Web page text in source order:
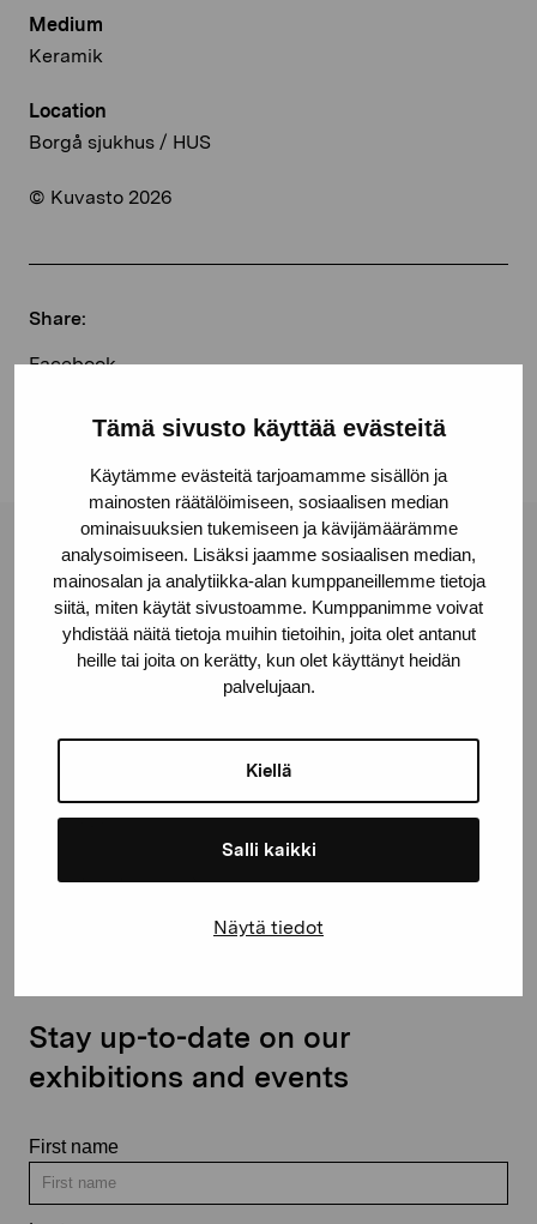
Tämä sivusto käyttää evästeitä
Käytämme evästeitä tarjoamamme sisällön ja
mainosten räätälöimiseen, sosiaalisen median
ominaisuuksien tukemiseen ja kävijämäärämme
analysoimiseen. Lisäksi jaamme sosiaalisen median,
mainosalan ja analytiikka-alan kumppaneillemme tietoja
siitä, miten käytät sivustoamme. Kumppanimme voivat
yhdistää näitä tietoja muihin tietoihin, joita olet antanut
heille tai joita on kerätty, kun olet käyttänyt heidän
palvelujaan.
Kiellä
Salli kaikki
Näytä tiedot
Medium
Keramik
Location
Borgå sjukhus / HUS
© Kuvasto 2026
Share:
Facebook
Pro Artibus Foundation
Gustav Wasas gata 11
10600 Ekenäs
+358 (0)50 371 6339
Contact us
Stay up-to-date on our
exhibitions and events
First name